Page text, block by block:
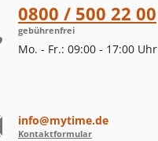
0800 / 500 22 00
gebührenfrei
Mo. - Fr.: 09:00 - 17:00 Uhr
info@mytime.de
Kontaktformular